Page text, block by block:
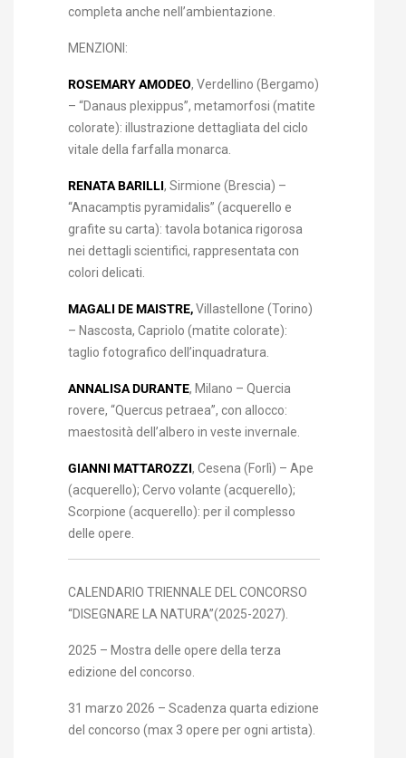
completa anche nell’ambientazione.
MENZIONI:
ROSEMARY AMODEO, Verdellino (Bergamo)
– “Danaus plexippus”, metamorfosi (matite
colorate): illustrazione dettagliata del ciclo
vitale della farfalla monarca.
RENATA BARILLI, Sirmione (Brescia) –
“Anacamptis pyramidalis” (acquerello e
grafite su carta): tavola botanica rigorosa
nei dettagli scientifici, rappresentata con
colori delicati.
MAGALI DE MAISTRE,Villastellone (Torino)
– Nascosta, Capriolo (matite colorate):
taglio fotografico dell’inquadratura.
ANNALISA DURANTE, Milano – Quercia
rovere, “Quercus petraea”, con allocco:
maestosità dell’albero in veste invernale.
GIANNI MATTAROZZI, Cesena (Forlì) – Ape
(acquerello); Cervo volante (acquerello);
Scorpione (acquerello): per il complesso
delle opere.
CALENDARIO TRIENNALE DEL CONCORSO
“DISEGNARE LA NATURA”(2025-2027).
2025 – Mostra delle opere della terza
edizione del concorso.
31 marzo 2026 – Scadenza quarta edizione
del concorso (max 3 opere per ogni artista).